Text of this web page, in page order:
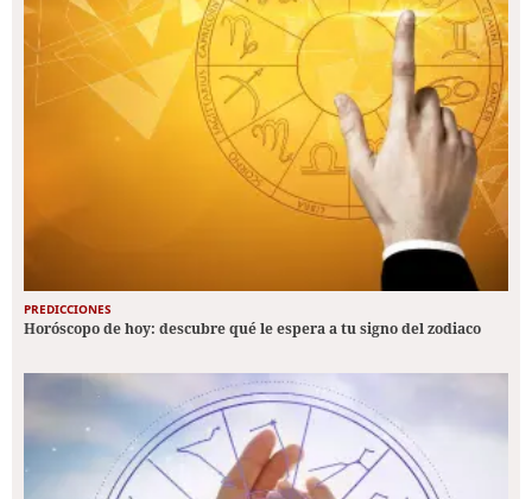
PREDICCIONES
Horóscopo de hoy: descubre qué le espera a tu signo del zodiaco